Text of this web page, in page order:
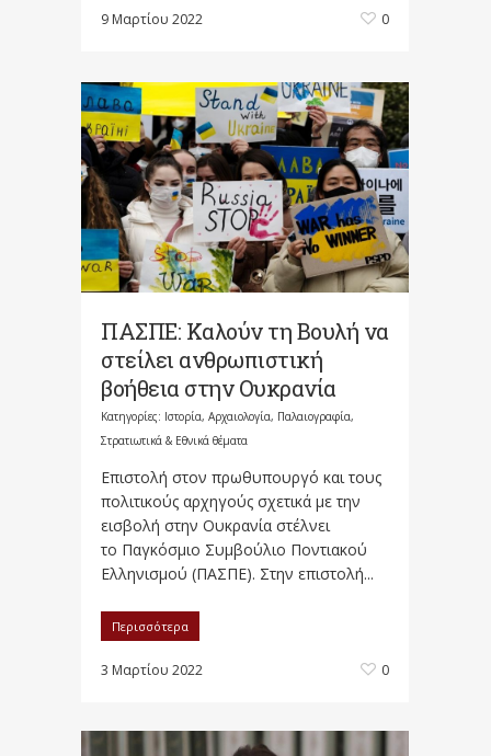
9 Μαρτίου 2022 0
ΠΑΣΠΕ: Καλούν τη Βουλή να
στείλει ανθρωπιστική
βοήθεια στην Ουκρανία
Κατηγορίες: Ιστορία, Αρχαιολογία, Παλαιογραφία,
Στρατιωτικά & Εθνικά θέματα
Επιστολή στον πρωθυπουργό και τους
πολιτικούς αρχηγούς σχετικά με την
εισβολή στην Ουκρανία στέλνει
το Παγκόσμιο Συμβούλιο Ποντιακού
Ελληνισμού (ΠΑΣΠΕ). Στην επιστολή...
Περισσότερα
3 Μαρτίου 2022 0